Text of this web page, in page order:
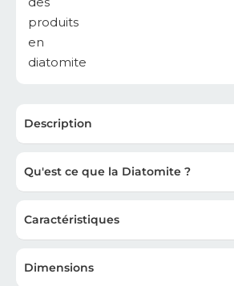
Description
Qu'est ce que la Diatomite ?
Caractéristiques
Dimensions